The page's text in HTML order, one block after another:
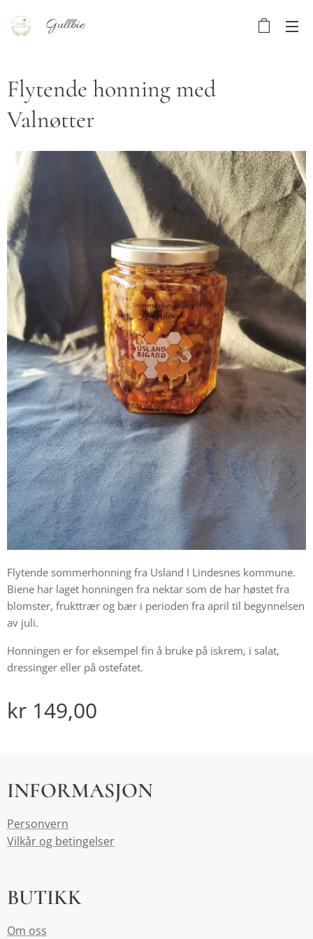
Gullbie
Flytende honning med
Valnøtter
Flytende sommerhonning fra Usland I Lindesnes kommune.
Biene har laget honningen fra nektar som de har høstet fra
blomster, frukttrær og bær i perioden fra april til begynnelsen
av juli.
Honningen er for eksempel fin å bruke på iskrem, i salat,
dressinger eller på ostefatet.
kr 149,00
INFORMASJON
Personvern
Vilkår og betingelser
BUTIKK
Om oss